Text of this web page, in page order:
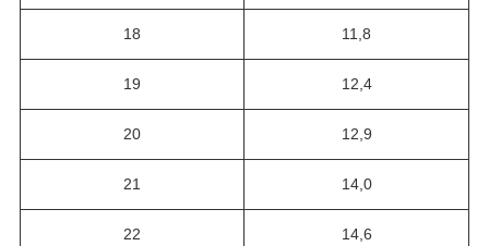
18 11,8
19 12,4
20 12,9
21 14,0
22 14,6